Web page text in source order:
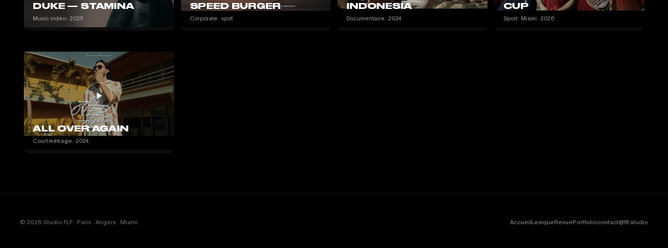
DUKE — STAMINA
Music video · 2025
SPEED BURGER
Corporate · spot
INDONESIA
Documentaire · 2024
CUP
Sport · Miami · 2026
ALL OVER AGAIN
Court métrage · 2024
© 2026 Studio FLF · Paris · Angers · Miami AccueilLexiqueRevuePortfoliocontact@flf.studio